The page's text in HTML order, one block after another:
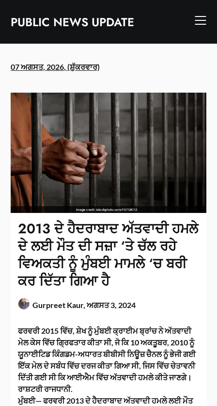
contentPUBLIC NEWS UPDATE
07 ਅਗਸਤ, 2026, (ਸ਼ੁੱਕਰਵਾਰ)
2013 ਦੇ ਹੈਦਰਾਬਾਦ ਅੱਤਵਾਦੀ ਹਮਲੇ
ਦੇ ਲਈ ਮੌਤ ਦੀ ਸਜ਼ਾ ‘ਤੇ ਚੱਲ ਰਹੇ
ਵਿਅਕਤੀ ਨੂੰ ਮੁੰਬਈ ਮਾਮਲੇ ‘ਚ ਬਰੀ
ਕਰ ਦਿੱਤਾ ਗਿਆ ਹੈ
Gurpreet Kaur,ਅਗਸਤ 3, 2024
ਫਰਵਰੀ 2015 ਵਿੱਚ, ਸ਼ੇਖ ਨੂੰ ਮੁੰਬਈ ਕ੍ਰਾਈਮ ਬ੍ਰਾਂਚ ਨੇ ਅੱਤਵਾਦੀ
ਮੇਲ ਕੇਸ ਵਿੱਚ ਗ੍ਰਿਫਤਾਰ ਕੀਤਾ ਸੀ, ਜੋ ਕਿ 10 ਅਕਤੂਬਰ, 2010 ਨੂੰ
ਯੂਨਾਈਟਿਡ ਕਿੰਗਡਮ-ਅਧਾਰਤ ਬੀਬੀਸੀ ਨਿਊਜ਼ ਚੈਨਲ ਨੂੰ ਭੇਜੀ ਗਈ
ਇੱਕ ਮੇਲ ਦੇ ਸਬੰਧ ਵਿੱਚ ਦਰਜ ਕੀਤਾ ਗਿਆ ਸੀ, ਜਿਸ ਵਿੱਚ ਚੇਤਾਵਨੀ
ਦਿੱਤੀ ਗਈ ਸੀ ਕਿ ਆਈਐਮ ਵਿੱਚ ਅੱਤਵਾਦੀ ਹਮਲੇ ਕੀਤੇ ਜਾਣਗੇ।
ਰਾਸ਼ਟਰੀ ਰਾਜਧਾਨੀ.
ਮੁੰਬਈ— ਫਰਵਰੀ 2013 ਦੇ ਹੈਦਰਾਬਾਦ ਅੱਤਵਾਦੀ ਹਮਲੇ ਲਈ ਮੌਤ